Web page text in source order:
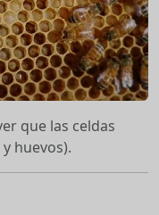
que las celdas
huevos).